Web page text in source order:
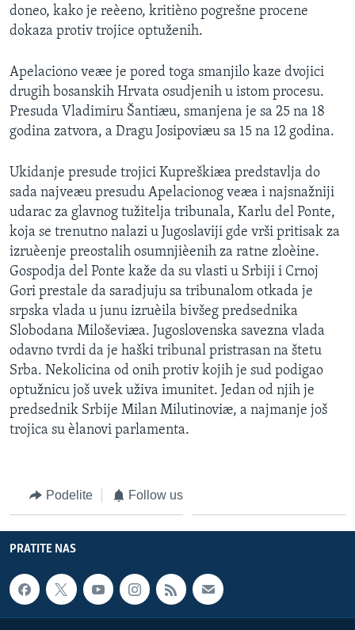
doneo, kako je reèeno, kritièno pogrešne procene
dokaza protiv trojice optuženih.
Apelaciono veæe je pored toga smanjilo kaze dvojici
drugih bosanskih Hrvata osudjenih u istom procesu.
Presuda Vladimiru Šantiæu, smanjena je sa 25 na 18
godina zatvora, a Dragu Josipoviæu sa 15 na 12 godina.
Ukidanje presude trojici Kupreškiæa predstavlja do
sada najveæu presudu Apelacionog veæa i najsnažniji
udarac za glavnog tužitelja tribunala, Karlu del Ponte,
koja se trenutno nalazi u Jugoslaviji gde vrši pritisak za
izruèenje preostalih osumnjièenih za ratne zloèine.
Gospodja del Ponte kaže da su vlasti u Srbiji i Crnoj
Gori prestale da saradjuju sa tribunalom otkada je
srpska vlada u junu izruèila bivšeg predsednika
Slobodana Miloševiæa. Jugoslovenska savezna vlada
odavno tvrdi da je haški tribunal pristrasan na štetu
Srba. Nekolicina od onih protiv kojih je sud podigao
optužnicu još uvek uživa imunitet. Jedan od njih je
predsednik Srbije Milan Milutinoviæ, a najmanje još
trojica su èlanovi parlamenta.
Podelite Follow us
PRATITE NAS